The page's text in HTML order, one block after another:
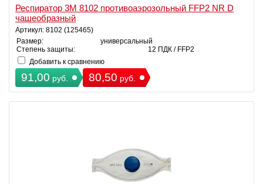
Респиратор 3М 8102 противоаэрозольный FFP2 NR D
чашеобразный
Артикул: 8102 (125465)
Размер:
универсальный
Степень защиты:
12 ПДК / FFP2
Добавить к сравнению
91,00 руб. 80,50 руб.